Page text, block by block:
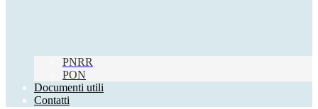
PNRR
PON
Documenti utili
Contatti